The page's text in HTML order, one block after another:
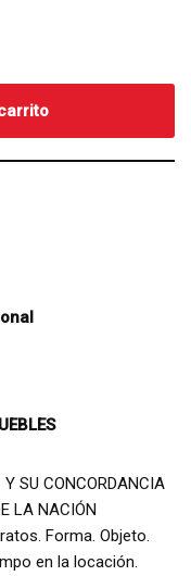
SU CONCORDANCIA
LA NACIÓN
Forma. Objeto.
en la locación.